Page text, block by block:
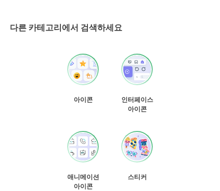
다른 카테고리에서 검색하세요
아이콘
인터페이스
아이콘
애니메이션
아이콘
스티커